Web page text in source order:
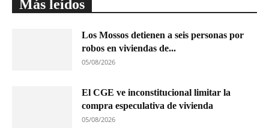
Más leídos
Los Mossos detienen a seis personas por
robos en viviendas de...
05/08/2026
El CGE ve inconstitucional limitar la
compra especulativa de vivienda
05/08/2026